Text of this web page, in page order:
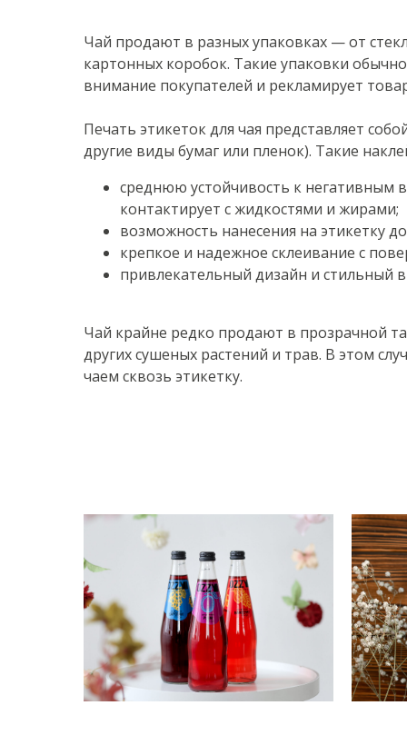
Чай продают в разных упаковках — от
картонных коробок. Такие упаковки
внимание покупателей и рекламирует
Печать этикеток для чая представляет
другие виды бумаг или пленок). Такие
среднюю устойчивость к негативным
контактирует с жидкостями и жирами;
возможность нанесения на этикетку
крепкое и надежное склеивание с
привлекательный дизайн и стильный
Чай крайне редко продают в прозрачной
других сушеных растений и трав. В этом
чаем сквозь этикетку.